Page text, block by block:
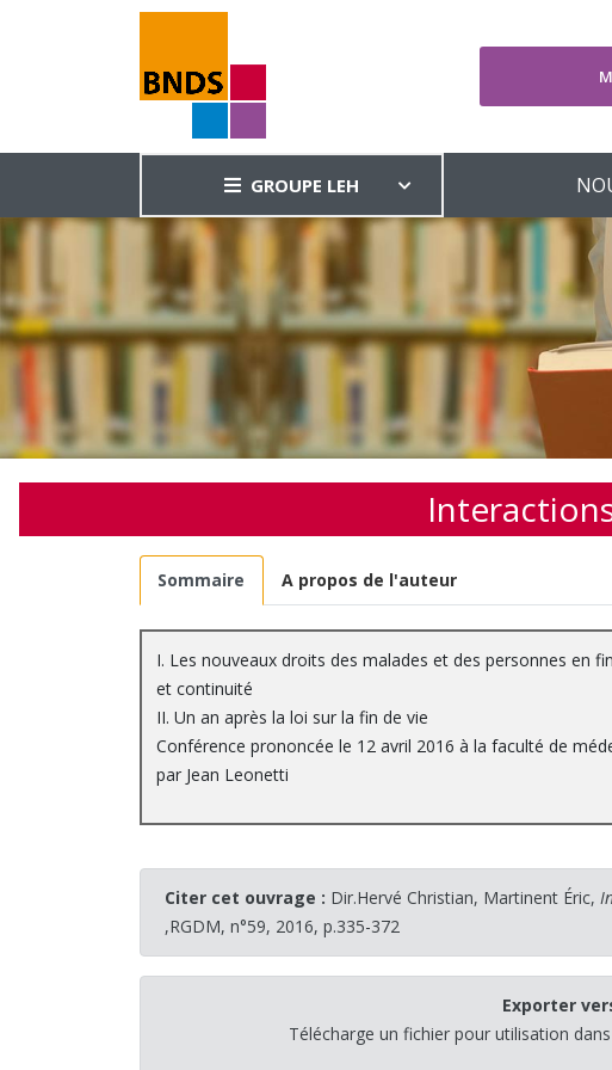
GROUPE LEH
Sommaire A propos de l'auteur
I. Les nouveaux droits des malades et des personnes en
et continuité
II. Un an après la loi sur la fin de vie
Conférence prononcée le 12 avril 2016 à la faculté de
par Jean Leonetti
Citer cet ouvrage : Dir.Hervé Christian, Martinent Éric,
,RGDM, n°59, 2016, p.335-372
Exporter
Télécharge un fichier pour utilisation